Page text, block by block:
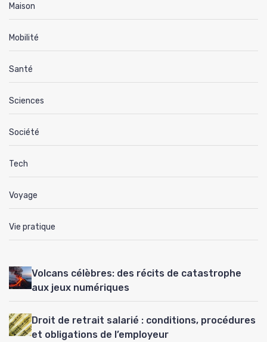
Maison
Mobilité
Santé
Sciences
Société
Tech
Voyage
Vie pratique
Volcans célèbres: des récits de catastrophe
aux jeux numériques
Droit de retrait salarié : conditions, procédures
et obligations de l’employeur